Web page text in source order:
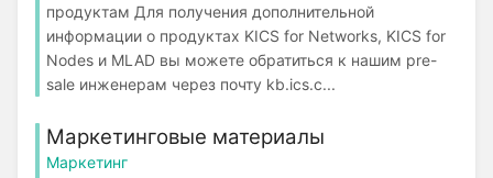
продуктам Для получения дополнительной
информации о продуктах KICS for Networks, KICS for
Nodes и MLAD вы можете обратиться к нашим pre-
sale инженерам через почту kb.ics.c...
Маркетинговые материалы
Маркетинг